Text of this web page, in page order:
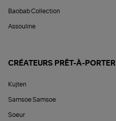
Baobab Collection
Assouline
CRÉATEURS PRÊT-À-PORTER
Kujten
Samsoe Samsoe
Soeur